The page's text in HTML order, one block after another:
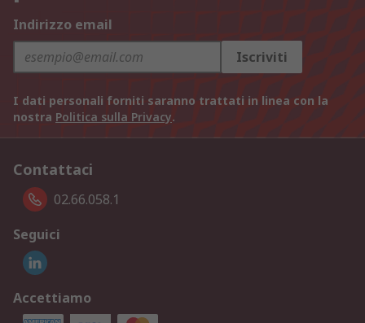
Indirizzo email
Iscriviti
I dati personali forniti saranno trattati in linea con la
nostra Politica sulla Privacy.
Contattaci
02.66.058.1
Seguici
Accettiamo